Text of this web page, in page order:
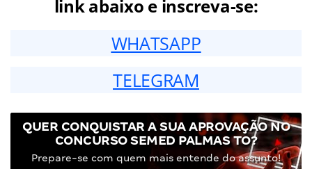
link abaixo e inscreva-se:
WHATSAPP
TELEGRAM
QUER CONQUISTAR A SUA APROVAÇÃO NO
CONCURSO SEMED PALMAS TO?
Prepare-se com quem mais entende do assunto!